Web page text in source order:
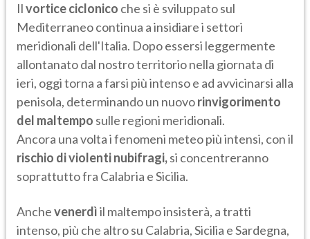
Ilvortice ciclonico che si è sviluppato sul
Mediterraneo continua a insidiare i settori
meridionali dell'Italia. Dopo essersi leggermente
allontanato dal nostro territorio nella giornata di
ieri, oggi torna a farsi più intenso e ad avvicinarsi alla
penisola, determinando un nuovorinvigorimento
del maltempo sulle regioni meridionali.
Ancora una volta i fenomeni meteo più intensi, con il
rischio di violenti nubifragi,si concentreranno
soprattutto fra Calabria e Sicilia.
Anchevenerdìil maltempo insisterà, a tratti
intenso, più che altro su Calabria, Sicilia e Sardegna,